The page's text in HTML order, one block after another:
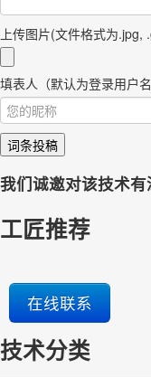
上传图片(文件格式为.jpg,
填表人（默认为登录用户
词条投稿
我们诚邀对该技术
工匠推荐
在线联系
技术分类